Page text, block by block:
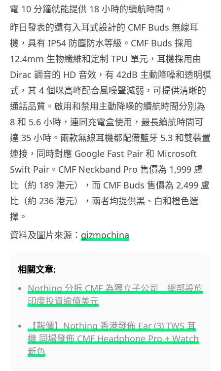
電 10 分鐘就能提供 18 小時的續航時間。
昨日發表的還有入耳式設計的 CMF Buds 無線耳
機，具有 IP54 防塵防水等級。CMF Buds 採用
12.4mm 生物纖維和定制 TPU 單元，耳機採用由
Dirac 調音的 HD 音效，有 42dB 主動降噪和透明模
式，其 4 個咪高峰配合風噪聲減弱，可提供清晰的
通話品質。啟用和禁用主動降噪的續航時間分別為
8 和 5.6 小時，連同充電盒使用，最長續航時間可
達 35 小時。兩款無線耳機都配備藍牙 5.3 和雙裝置
連接，同時對應 Google Fast Pair 和 Microsoft
Swift Pair。CMF Neckband Pro 售價為 1,999 盧
比（約 189 港元），而 CMF Buds 售價為 2,499 盧
比（約 236 港元），兩者均提供黑、白和橙色選
擇。
資料及圖片來源： gizmochina
相關文章:
Nothing 分拆 CMF 為獨立子公司 總部設於
印度投資逾億美元
【報價】Nothing 香港發佈 Ear (3) TWS 耳
機 同場發佈 CMF Headphone Pro + Watch
新色